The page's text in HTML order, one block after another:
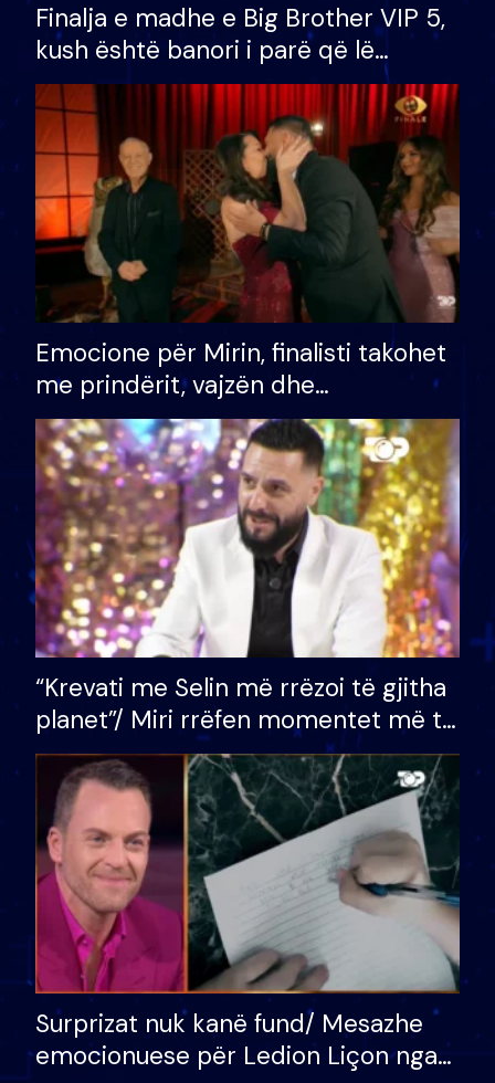
Finalja e madhe e Big Brother VIP 5,
kush është banori i parë që lë
shtëpinë dhe humb mundësinë për
të fituar çmimin e madh
Emocione për Mirin, finalisti takohet
me prindërit, vajzën dhe
bashkëshorten: S’kemi ndonjë letër
divorci apo jo?
“Krevati me Selin më rrëzoi të gjitha
planet”/ Miri rrëfen momentet më të
bukura në shtëpinë e BB VIP: Do më
mungojë zilja e mëngjesit kur…
Surprizat nuk kanë fund/ Mesazhe
emocionuese për Ledion Liçon nga